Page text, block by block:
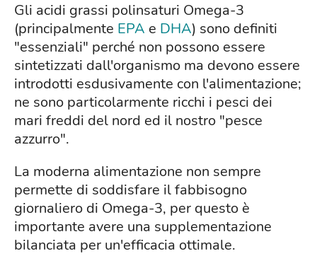
Gli acidi grassi polinsaturi Omega-3
(principalmente EPA e DHA) sono definiti
"essenziali" perché non possono essere
sintetizzati dall'organismo ma devono essere
introdotti esdusivamente con l'alimentazione;
ne sono particolarmente ricchi i pesci dei
mari freddi del nord ed il nostro "pesce
azzurro".
La moderna alimentazione non sempre
permette di soddisfare il fabbisogno
giornaliero di Omega-3, per questo è
importante avere una supplementazione
bilanciata per un'efficacia ottimale.